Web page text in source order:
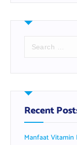
r
h
f
o
:
Recent
Manfaat Vitamin